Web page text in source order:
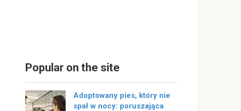
Popular on the site
Adoptowany pies, który nie
spał w nocy: poruszająca